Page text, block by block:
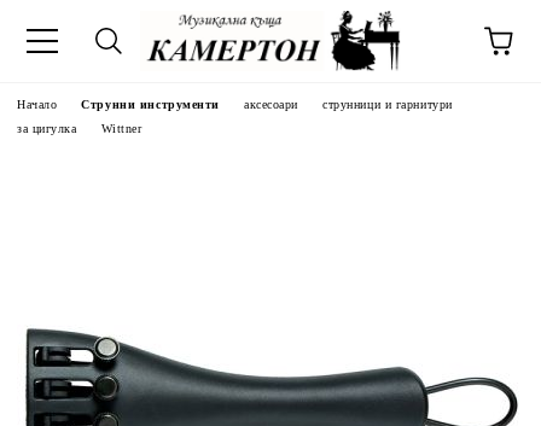
Начало Струнни инструменти аксесоари
струнници и гарнитури
за цигулка
Wittner